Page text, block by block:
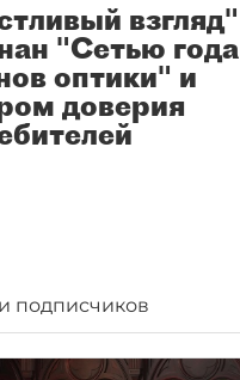
взгляд"
"Сетью года
оптики" и
доверия
подписчиков